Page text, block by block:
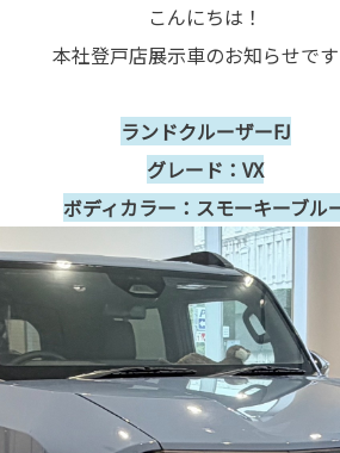
こんにちは！
本社登戸店展示車のお知らせです
ランドクルーザーFJ
グレード：VX
ボディカラー：スモーキーブル